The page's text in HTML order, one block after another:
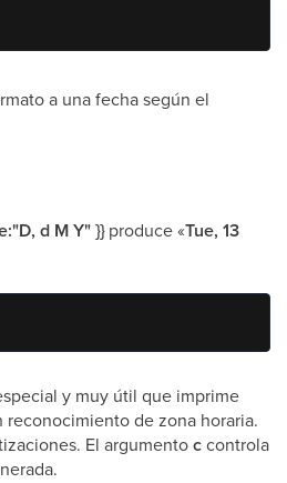
a una fecha según el
d M Y" }}produce «Tue, 13
y muy útil que imprime
reconocimiento de zona horaria.
El argumentoccontrola